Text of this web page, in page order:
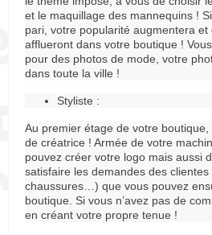
et le maquillage des mannequins !
pari, votre popularité augmentera
afflueront dans votre boutique !
pour des photos de mode, votre
dans toute la ville !
Styliste :
Au premier étage de votre
de créatrice ! Armée de votre
pouvez créer votre logo mais aussi
satisfaire les demandes des
chaussures…) que vous pouvez
boutique. Si vous n’avez pas de
en créant votre propre tenue !